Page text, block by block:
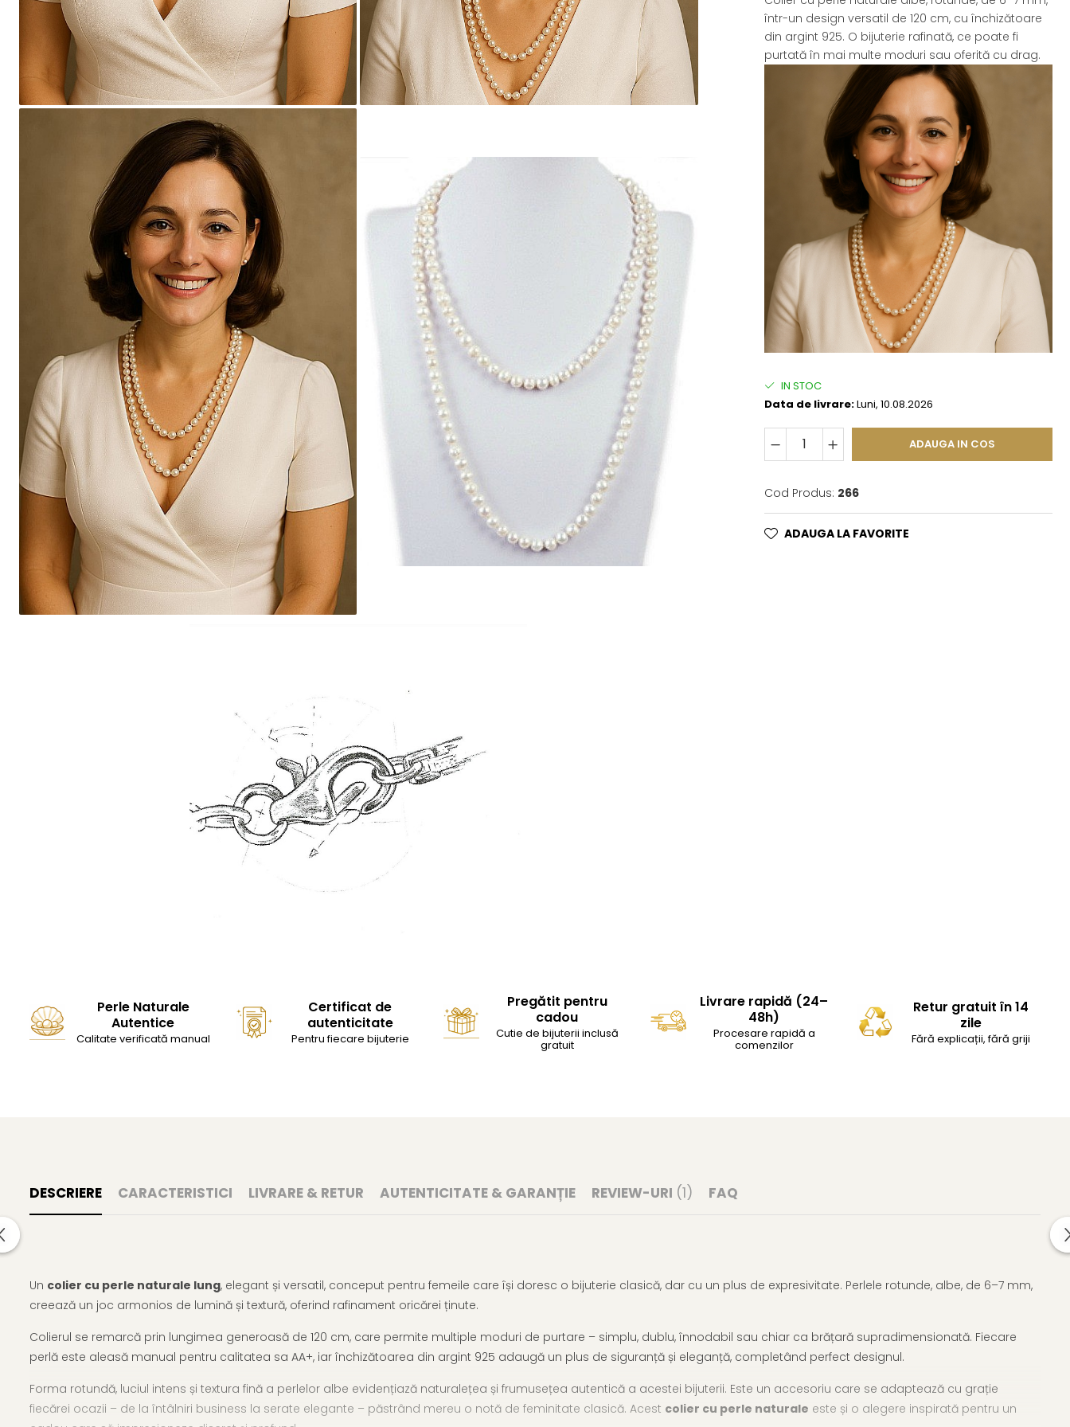
Seturi Perle cu Argint
Brățări cu Perle
Pandantive cu Perle
Brose cu Perle
într-un design versatil de 120 cm, cu închizătoare
din argint 925. O bijuterie rafinată, ce poate fi
purtată în mai multe moduri sau oferită cu drag.
IN STOC
Data de livrare:Luni, 10.08.2026
ADAUGA IN COS
Cod Produs: 266
ADAUGA LA FAVORITE
Perle Naturale
Autentice
Calitate verificată manual
Certificat de
autenticitate
Pentru fiecare bijuterie
Pregătit pentru
cadou
Cutie de bijuterii inclusă
gratuit
Livrare rapidă (24–
48h)
Procesare rapidă a
comenzilor
Retur gratuit în 14
zile
Fără explicații, fără griji
DESCRIERE CARACTERISTICI LIVRARE & RETUR AUTENTICITATE & GARANȚIE REVIEW-URI (1) FAQ
Un colier cu perle naturale lung, elegant și versatil, conceput pentru femeile care își doresc o bijuterie clasică, dar cu un plus de expresivitate. Perlele rotunde, albe, de 6–7 mm,
creează un joc armonios de lumină și textură, oferind rafinament oricărei ținute.
Colierul se remarcă prin lungimea generoasă de 120 cm, care permite multiple moduri de purtare – simplu, dublu, înnodabil sau chiar ca brățară supradimensionată. Fiecare
perlă este aleasă manual pentru calitatea sa AA+, iar închizătoarea din argint 925 adaugă un plus de siguranță și eleganță, completând perfect designul.
Forma rotundă, luciul intens și textura fină a perlelor albe evidențiază naturalețea și frumusețea autentică a acestei bijuterii. Este un accesoriu care se adaptează cu grație
fiecărei ocazii – de la întâlniri business la serate elegante – păstrând mereu o notă de feminitate clasică. Acest colier cu perle naturale este și o alegere inspirată pentru un